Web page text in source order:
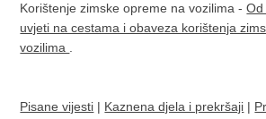
Korištenje zimske opreme na vozilima -
uvjeti na cestama i obaveza korištenja
vozilima
Pisane vijesti | Kaznena djela i prekršaji |